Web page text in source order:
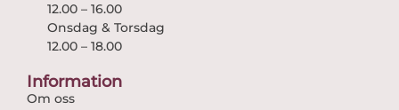
12.00 – 16.00
Onsdag & Torsdag
12.00 – 18.00
Information
Om oss